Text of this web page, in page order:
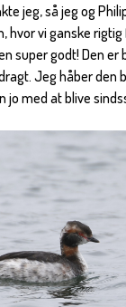
jeg, så jeg og
hvor vi ganske
super godt! Den
Jeg håber den
jo med at blive